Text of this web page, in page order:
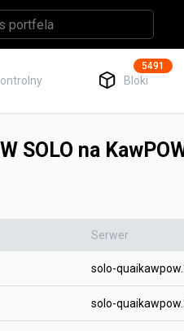
Bloki
5491
SOLO na
Serwer
solo-
solo-